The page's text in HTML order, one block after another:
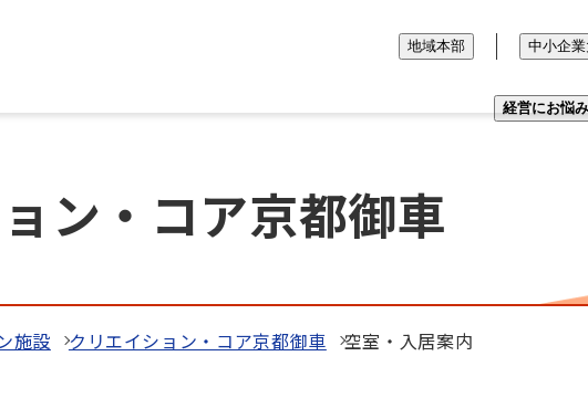
経営にお悩
地域本部 中小企
ン・コア京都御車
施設 クリエイション・コア京都御車 空室・入居案内